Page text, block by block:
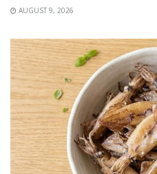
AUGUST 9, 2026